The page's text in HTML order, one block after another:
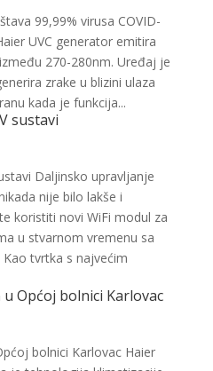
99,99% virusa COVID-
UVC generator emitira
270-280nm. Uređaj je
zrake u blizini ulaza
kada je funkcija...
sustavi
Daljinsko upravljanje
nije bilo lakše i
koristiti novi WiFi modul za
u stvarnom vremenu sa
tvrtka s najvećim
Općoj bolnici Karlovac
bolnici Karlovac Haier